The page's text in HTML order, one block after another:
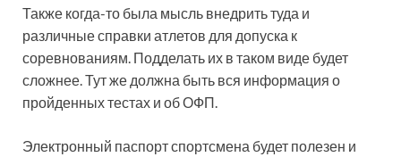
Также когда-то была мысль внедрить туда и
различные справки атлетов для допуска к
соревнованиям. Подделать их в таком виде будет
сложнее. Тут же должна быть вся информация о
пройденных тестах и об ОФП.
Электронный паспорт спортсмена будет полезен и